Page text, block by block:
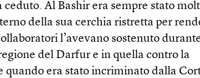
ceduto. Al Bashir era sempre stato
della sua cerchia ristretta per
l’avevano sostenuto
del Darfur e in quella contro la
quando era stato incriminato dalla